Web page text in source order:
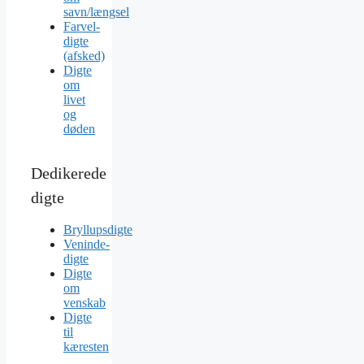
savn/længsel
Farvel-
digte
(afsked)
Digte
om
livet
og
døden
Dedikerede
digte
Bryllupsdigte
Veninde-
digte
Digte
om
venskab
Digte
til
kæresten